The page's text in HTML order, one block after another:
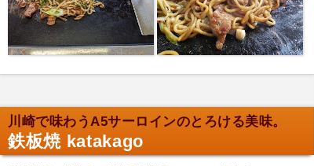
川崎で味わうA5サーロインのとろける美味。
鉄板焼 katakago